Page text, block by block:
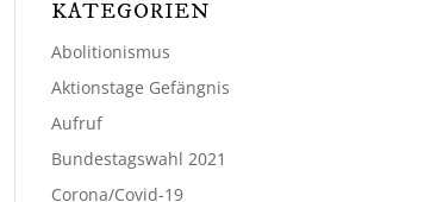
KATEGORIEN
Abolitionismus
Aktionstage Gefängnis
Aufruf
Bundestagswahl 2021
Corona/Covid-19